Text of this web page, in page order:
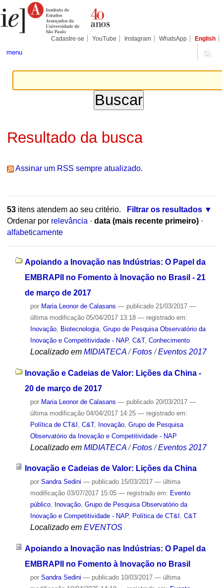
para
conteúdo.
Pessoais
Cadastre-se YouTube Instagram WhatsApp English
menu
Resultado da busca
Assinar um RSS sempre atualizado.
53itens atendem ao seu critério.
Filtrar os resultados
Ordenar por relevância · data (mais recente primeiro) ·
alfabeticamente
Apoiando a Inovação nas Indústrias: O Papel da
EMBRAPII no Fomento à Inovação no Brasil - 21
de março de 2017
por Maria Leonor de Calasans — publicado21/03/2017 —
última modificação05/04/2017 13:18 — registrado em:
Inovação, Biotecnologia, Grupo de Pesquisa Observatório da
Inovação e Competitividade - NAP, C&T, Conhecimento
Localizado em MIDIATECA /Fotos /Eventos 2017
Inovação e Cadeias de Valor: Lições da China -
20 de março de 2017
por Maria Leonor de Calasans — publicado20/03/2017 —
última modificação04/04/2017 14:25 — registrado em:
Política de CT&I C&T, Inovação, Grupo de Pesquisa
Observatório da Inovação e Competitividade - NAP
Localizado em MIDIATECA /Fotos /Eventos 2017
Inovação e Cadeias de Valor: Lições da China
por Sandra Sedini — publicado15/03/2017 — última
modificação03/07/2017 15:05 — registrado em: Evento
público, Inovação, Grupo de Pesquisa Observatório da
Inovação e Competitividade - NAP, Política de CT&I , C&T
Localizado em EVENTOS
Apoiando a Inovação nas Indústrias: O Papel da
EMBRAPII no Fomento à Inovação no Brasil
por Sandra Sedini — publicado10/03/2017 — última